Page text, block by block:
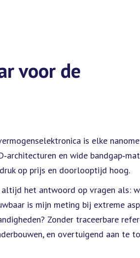
voor de
is elke
en wide
op prijs en doorlooptijd hoog.
het antwoord op vragen als:
is mijn meting bij extreme
Zonder traceerbare
en overtuigend aan te